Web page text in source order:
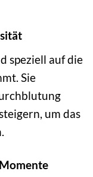
speziell auf die
Sie
um das